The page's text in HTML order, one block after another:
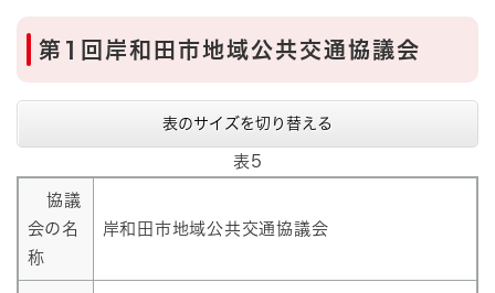
第1回岸和田市地域公共交通協議会
表のサイズを切り替える
表5
協議
会の名
称
岸和田市地域公共交通協議会